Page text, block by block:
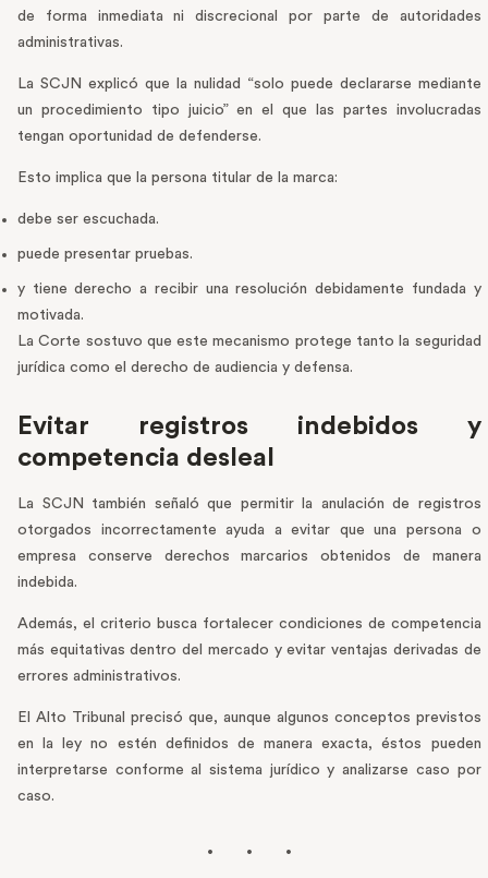
de forma inmediata ni discrecional por parte de autoridades
administrativas.
La SCJN explicó que la nulidad “solo puede declararse mediante
un procedimiento tipo juicio” en el que las partes involucradas
tengan oportunidad de defenderse.
Esto implica que la persona titular de la marca:
debe ser escuchada.
puede presentar pruebas.
y tiene derecho a recibir una resolución debidamente fundada y
motivada.
La Corte sostuvo que este mecanismo protege tanto la seguridad
jurídica como el derecho de audiencia y defensa.
Evitar registros indebidos y
competencia desleal
La SCJN también señaló que permitir la anulación de registros
otorgados incorrectamente ayuda a evitar que una persona o
empresa conserve derechos marcarios obtenidos de manera
indebida.
Además, el criterio busca fortalecer condiciones de competencia
más equitativas dentro del mercado y evitar ventajas derivadas de
errores administrativos.
El Alto Tribunal precisó que, aunque algunos conceptos previstos
en la ley no estén definidos de manera exacta, éstos pueden
interpretarse conforme al sistema jurídico y analizarse caso por
caso.